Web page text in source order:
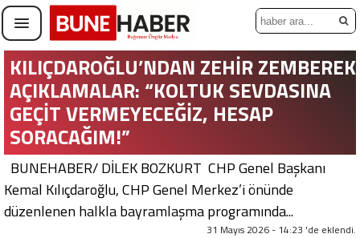
KILIÇDAROĞLU’NDAN ZEHİR ZEMBEREK
AÇIKLAMALAR: “KOLTUK SEVDASINA
GEÇİT VERMEYECEĞİZ, HESAP
SORACAĞIM!”
BUNEHABER/ DİLEK BOZKURT CHP Genel Başkanı
Kemal Kılıçdaroğlu, CHP Genel Merkez’i önünde
düzenlenen halkla bayramlaşma programında...
31 Mayıs 2026 - 14:23 'de eklendi.